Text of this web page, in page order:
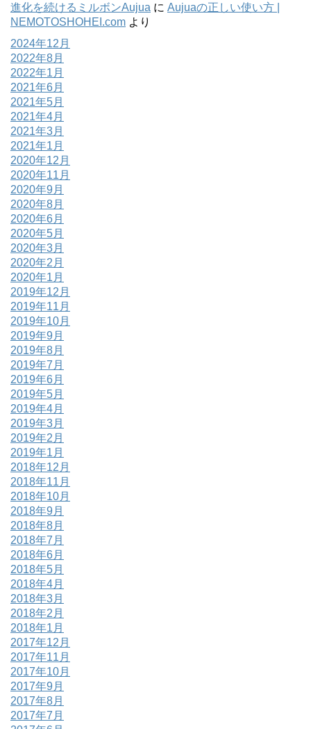
進化を続けるミルボンAujua に Aujuaの正しい使い方 |
NEMOTOSHOHEI.com より
2024年12月
2022年8月
2022年1月
2021年6月
2021年5月
2021年4月
2021年3月
2021年1月
2020年12月
2020年11月
2020年9月
2020年8月
2020年6月
2020年5月
2020年3月
2020年2月
2020年1月
2019年12月
2019年11月
2019年10月
2019年9月
2019年8月
2019年7月
2019年6月
2019年5月
2019年4月
2019年3月
2019年2月
2019年1月
2018年12月
2018年11月
2018年10月
2018年9月
2018年8月
2018年7月
2018年6月
2018年5月
2018年4月
2018年3月
2018年2月
2018年1月
2017年12月
2017年11月
2017年10月
2017年9月
2017年8月
2017年7月